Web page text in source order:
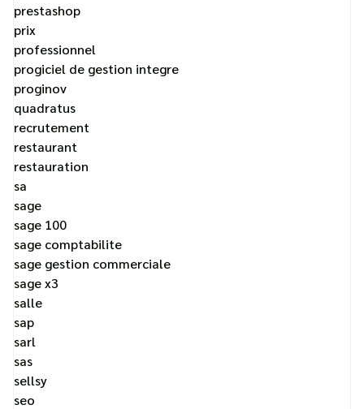
prestashop
prix
professionnel
progiciel de gestion integre
proginov
quadratus
recrutement
restaurant
restauration
sa
sage
sage 100
sage comptabilite
sage gestion commerciale
sage x3
salle
sap
sarl
sas
sellsy
seo